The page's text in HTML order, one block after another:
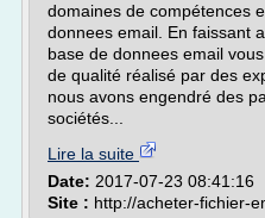
domaines de compétences
donnees email. En faissant
base de donnees email
de qualité réalisé par des
nous avons engendré des
sociétés...
Lire la suite
Date: 2017-07-23 08:41:16
Site : http://acheter-fichier-